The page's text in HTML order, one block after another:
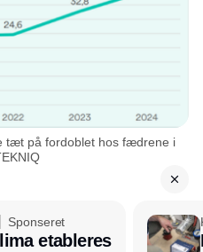
tæt på fordoblet hos fædrene i
Sponseret
etableres